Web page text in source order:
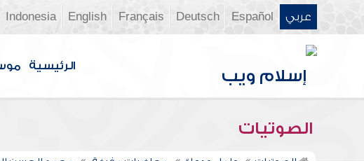
عربي Español
Deutsch
Français
English
Indonesia
الرئيسية
الصوتيات